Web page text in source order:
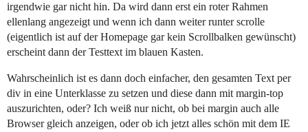
irgendwie gar nicht hin. Da wird dann erst ein roter Rahmen
ellenlang angezeigt und wenn ich dann weiter runter scrolle
(eigentlich ist auf der Homepage gar kein Scrollbalken gewünscht)
erscheint dann der Testtext im blauen Kasten.
Wahrscheinlich ist es dann doch einfacher, den gesamten Text per
div in eine Unterklasse zu setzen und diese dann mit margin-top
auszurichten, oder? Ich weiß nur nicht, ob bei margin auch alle
Browser gleich anzeigen, oder ob ich jetzt alles schön mit dem IE